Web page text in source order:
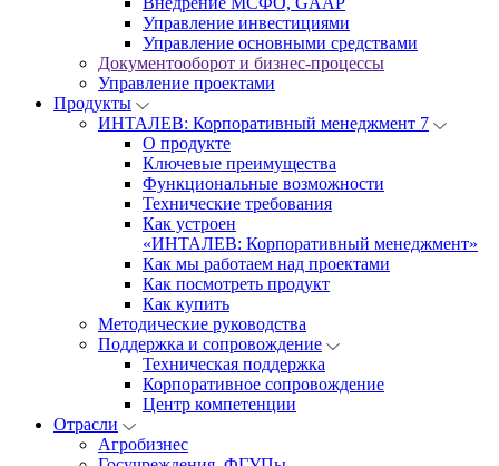
Управление инвестициями
Управление основными средствами
Документооборот и бизнес-процессы
Управление проектами
Продукты
ИНТАЛЕВ: Корпоративный менеджмент 7
О продукте
Ключевые преимущества
Функциональные возможности
Технические требования
Как устроен
«ИНТАЛЕВ: Корпоративный менеджмент»
Как мы работаем над проектами
Как посмотреть продукт
Как купить
Методические руководства
Поддержка и сопровождение
Техническая поддержка
Корпоративное сопровождение
Центр компетенции
Отрасли
Агробизнес